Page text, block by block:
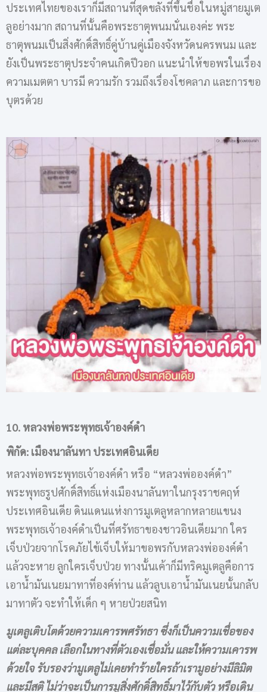
ประเทศไทยของเราก็มีสถานที่สุดขลังที่ขึ้นชื่อในหมู่สายมูเต
ลูอย่างมาก สถานที่นั้นคือพระธาตุพนมนั่นเองค่ะ พระ
ธาตุพนมเป็นสิ่งศักดิ์สิทธิ์คู่บ้านคู่เมืองจังหวัดนครพนม และ
ยังเป็นพระธาตุประจำคนเกิดปีวอก แนะนำให้ขอพรในเรื่อง
ความเมตตา บารมี ความรัก รวมถึงเรื่องโชคลาภ และการขอ
บุตรด้วย
10. หลวงพ่อพระพุทธเจ้าองค์ดำ
พิกัด: เมืองนาลันทา ประเทศอินเดีย
หลวงพ่อพระพุทธเจ้าองค์ดำ หรือ “หลวงพ่อองค์ดำ”
พระพุทธรูปศักดิ์สิทธิ์แห่งเมืองนาลันทาในกรุงราชคฤห์
ประเทศอินเดีย ดินแดนแห่งการมูเตลูหลากหลายแขนง
พระพุทธเจ้าองค์ดำเป็นที่ศรัทธาของชาวอินเดียมาก ใคร
เจ็บป่วยจากโรคภัยไข้เจ็บให้มาขอพรกับหลวงพ่อองค์ดำ
แล้วจะหาย ลูกใครเจ็บป่วย ทางนั้นเค้าก็มีทริคมูเตลูคือการ
เอาน้ำมันเนยมาทาที่องค์ท่าน แล้วลูบเอาน้ำมันเนยนั้นกลับ
มาทาตัว จะทำให้เด็ก ๆ หายป่วยสนิท
มูเตลูเติบโตด้วยความเคารพศรัทธา ซึ่งก็เป็นความเชื่อของ
แต่ละบุคคล เลือกในทางที่ตัวเองเชื่อมั่น และให้ความเคารพ
ด้วยใจ รับรองว่ามูเตลูไม่เคยทำร้ายใครถ้าเรามูอย่างมีลิมิต
และมีสติ ไม่ว่าจะเป็นการมูสิ่งศักดิ์สิทธิ์มาไว้กับตัว หรือเดิน